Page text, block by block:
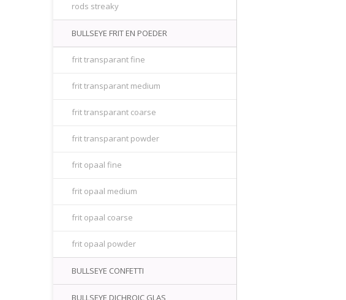
rods streaky
BULLSEYE FRIT EN POEDER
frit transparant fine
frit transparant medium
frit transparant coarse
frit transparant powder
frit opaal fine
frit opaal medium
frit opaal coarse
frit opaal powder
BULLSEYE CONFETTI
BULLSEYE DICHROIC GLAS